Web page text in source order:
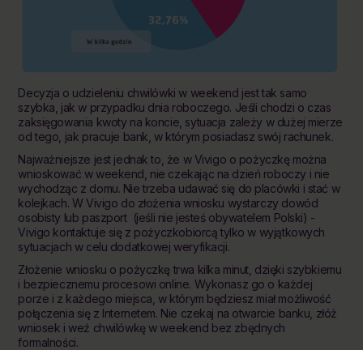
Decyzja o udzieleniu chwilówki w weekend jest tak samo
szybka, jak w przypadku dnia roboczego. Jeśli chodzi o czas
zaksięgowania kwoty na koncie, sytuacja zależy w dużej mierze
od tego, jak pracuje bank, w którym posiadasz swój rachunek.
Najważniejsze jest jednak to, że w Vivigo o pożyczkę można
wnioskować w weekend, nie czekając na dzień roboczy i nie
wychodząc z domu. Nie trzeba udawać się do placówki i stać w
kolejkach. W Vivigo do złożenia wniosku wystarczy dowód
osobisty lub paszport (jeśli nie jesteś obywatelem Polski) -
Vivigo kontaktuje się z pożyczkobiorcą tylko w wyjątkowych
sytuacjach w celu dodatkowej weryfikacji.
Złożenie wniosku o pożyczkę trwa kilka minut, dzięki szybkiemu
i bezpiecznemu procesowi online. Wykonasz go o każdej
porze i z każdego miejsca, w którym będziesz miał możliwość
połączenia się z Internetem. Nie czekaj na otwarcie banku, złóż
wniosek i weź chwilówkę w weekend bez zbędnych
formalności.